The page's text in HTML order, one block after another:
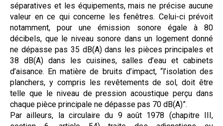
séparatives et les équipements, mais ne précise aucune
valeur en ce qui concerne les fenêtres. Celui-ci prévoit
notamment, pour une émission sonore égale à 80
décibels, que le niveau sonore dans un logement donné
ne dépasse pas 35 dB(A) dans les pièces principales et
38 dB(A) dans les cuisines, salles d’eau et cabinets
d’aisance. En matière de bruits d’impact, “l’isolation des
planchers, y compris les revêtements de sol, doit être
telle que le niveau de pression acoustique perçu dans
chaque pièce principale ne dépasse pas 70 dB(A)”.
Par ailleurs, la circulaire du 9 août 1978 (chapitre III,